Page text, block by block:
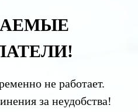
не работает.
за неудобства!